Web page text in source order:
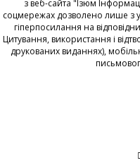
з веб-сайта "Ізюм
соцмережах дозволено лише з
гіперпосилання на
Цитування, використання і
друкованих виданнях),